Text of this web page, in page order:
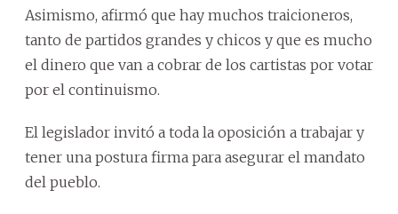
Asimismo, afirmó que hay muchos traicioneros,
tanto de partidos grandes y chicos y que es mucho
el dinero que van a cobrar de los cartistas por votar
por el continuismo.
El legislador invitó a toda la oposición a trabajar y
tener una postura firma para asegurar el mandato
del pueblo.